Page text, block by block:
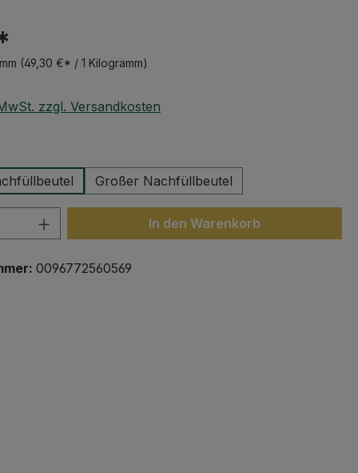
(49,30 €* / 1 Kilogramm)
zzgl. Versandkosten
Großer Nachfüllbeutel
Anzahl: Gib den gewünschten Wert
In den Warenkorb
0096772560569